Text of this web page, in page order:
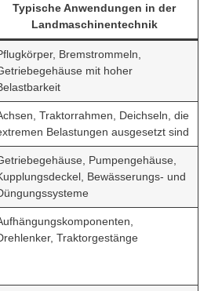
Typische Anwendungen in der
Landmaschinentechnik
Bremstrommeln,
mit hoher
Traktorrahmen, Deichseln, die
Belastungen ausgesetzt sind
Pumpengehäuse,
Bewässerungs- und
Traktorgestänge